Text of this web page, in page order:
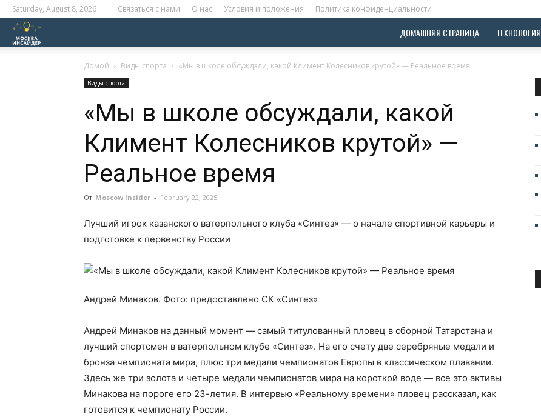
Saturday, August 8, 2026 Связаться с нами О нас Условия и положения Политика конфиденциальности
ДОМАШНЯЯ СТРАНИЦА ТЕХНОЛОГИЯ
Домой Виды спорта «Мы в школе обсуждали, какой Климент Колесников крутой» — Реальное время
Виды спорта
«Мы в школе обсуждали, какой
Климент Колесников крутой» —
Реальное время
От Moscow Insider - February 22, 2025
Лучший игрок казанского ватерпольного клуба «Синтез» — о начале спортивной карьеры и
подготовке к первенству России
Андрей Минаков. Фото: предоставлено СК «Синтез»
Андрей Минаков на данный момент — самый титулованный пловец в сборной Татарстана и
лучший спортсмен в ватерпольном клубе «Синтез». На его счету две серебряные медали и
бронза чемпионата мира, плюс три медали чемпионатов Европы в классическом плавании.
Здесь же три золота и четыре медали чемпионатов мира на короткой воде — все это активы
Минакова на пороге его 23-летия. В интервью «Реальному времени» пловец рассказал, как
готовится к чемпионату России.